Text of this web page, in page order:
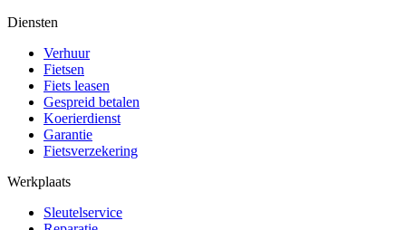
Diensten
Verhuur
Fietsen
Fiets leasen
Gespreid betalen
Koerierdienst
Garantie
Fietsverzekering
Werkplaats
Sleutelservice